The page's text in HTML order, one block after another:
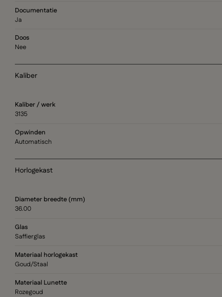
Documentatie
Ja
Doos
Nee
Kaliber
Kaliber / werk
3135
Opwinden
Automatisch
Horlogekast
Diameter breedte (mm)
36.00
Glas
Saffierglas
Materiaal horlogekast
Goud/Staal
Materiaal Lunette
Rozegoud